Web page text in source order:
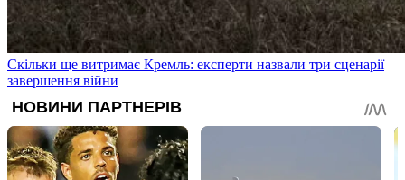
Скільки ще витримає Кремль: експерти назвали три сценарії
завершення війни